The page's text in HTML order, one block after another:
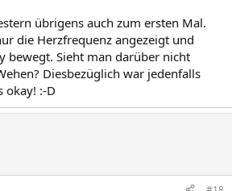
übrigens auch zum ersten Mal.
die Herzfrequenz angezeigt und
bewegt. Sieht man darüber nicht
Diesbezüglich war jedenfalls
okay! :-D